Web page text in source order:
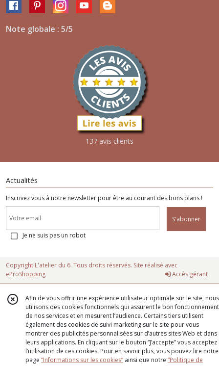
Note globale : 5/5
137 avis clients
Actualités
Inscrivez vous à notre newsletter pour être au courant des bons plans !
S'abonner
Je ne suis pas un robot
Copyright L'atelier du 6. Tous droits réservés. Site réalisé avec
eProShopping
Accès gérant
Afin de vous offrir une expérience utilisateur optimale sur le site, nous
utilisons des cookies fonctionnels qui assurent le bon fonctionnement
de nos services et en mesurent l’audience. Certains tiers utilisent
également des cookies de suivi marketing sur le site pour vous
montrer des publicités personnalisées sur d’autres sites Web et dans
leurs applications. En cliquant sur le bouton “J’accepte” vous acceptez
l’utilisation de ces cookies. Pour en savoir plus, vous pouvez lire notre
page “Informations sur les cookies” ainsi que notre “Politique de